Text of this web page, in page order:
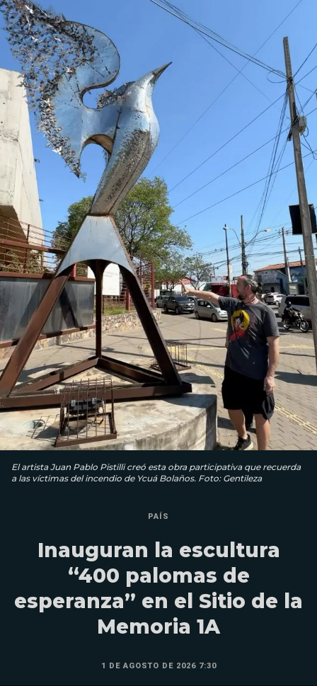
El artista Juan Pablo Pistilli creó esta obra participativa que recuerda
a las víctimas del incendio de Ycuá Bolaños. Foto: Gentileza
PAÍS
Inauguran la escultura
“400 palomas de
esperanza” en el Sitio de la
Memoria 1A
1 DE AGOSTO DE 2026 7:30